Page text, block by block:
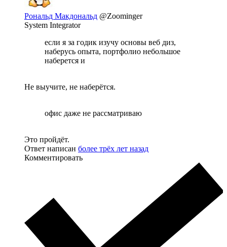
Рональд Макдональд @Zoominger
System Integrator
если я за годик изучу основы веб диз,
наберусь опыта, портфолио небольшое
наберется и
Не выучите, не наберётся.
офис даже не рассматриваю
Это пройдёт.
Ответ написан более трёх лет назад
Комментировать